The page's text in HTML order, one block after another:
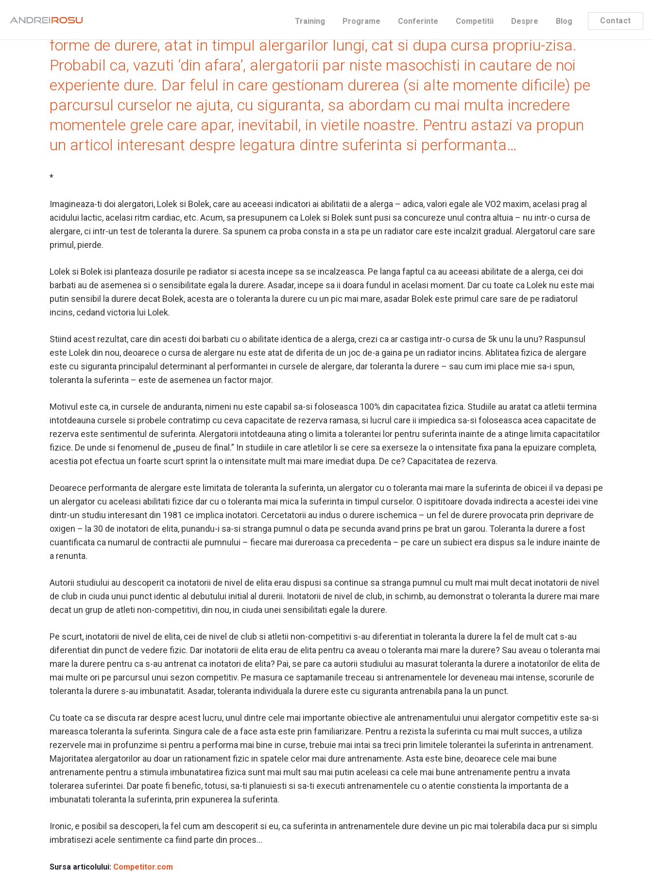
Training Programe Conferinte Competitii Despre Blog Contact
Cine s-a antrenat si a alergat un maraton a experimentat, cu siguranta, diverse
forme de durere, atat in timpul alergarilor lungi, cat si dupa cursa propriu-zisa.
Probabil ca, vazuti ‘din afara’, alergatorii par niste masochisti in cautare de noi
experiente dure. Dar felul in care gestionam durerea (si alte momente dificile) pe
parcursul curselor ne ajuta, cu siguranta, sa abordam cu mai multa incredere
momentele grele care apar, inevitabil, in vietile noastre. Pentru astazi va propun
un articol interesant despre legatura dintre suferinta si performanta…
*
Imagineaza-ti doi alergatori, Lolek si Bolek, care au aceeasi indicatori ai abilitatii de a alerga – adica, valori egale ale VO2 maxim, acelasi prag al
acidului lactic, acelasi ritm cardiac, etc. Acum, sa presupunem ca Lolek si Bolek sunt pusi sa concureze unul contra altuia – nu intr-o cursa de
alergare, ci intr-un test de toleranta la durere. Sa spunem ca proba consta in a sta pe un radiator care este incalzit gradual. Alergatorul care sare
primul, pierde.
Lolek si Bolek isi planteaza dosurile pe radiator si acesta incepe sa se incalzeasca. Pe langa faptul ca au aceeasi abilitate de a alerga, cei doi
barbati au de asemenea si o sensibilitate egala la durere. Asadar, incepe sa ii doara fundul in acelasi moment. Dar cu toate ca Lolek nu este mai
putin sensibil la durere decat Bolek, acesta are o toleranta la durere cu un pic mai mare, asadar Bolek este primul care sare de pe radiatorul
incins, cedand victoria lui Lolek.
Stiind acest rezultat, care din acesti doi barbati cu o abilitate identica de a alerga, crezi ca ar castiga intr-o cursa de 5k unu la unu? Raspunsul
este Lolek din nou, deoarece o cursa de alergare nu este atat de diferita de un joc de-a gaina pe un radiator incins. Ablitatea fizica de alergare
este cu siguranta principalul determinant al performantei in cursele de alergare, dar toleranta la durere – sau cum imi place mie sa-i spun,
toleranta la suferinta – este de asemenea un factor major.
Motivul este ca, in cursele de anduranta, nimeni nu este capabil sa-si foloseasca 100% din capacitatea fizica. Studiile au aratat ca atletii termina
intotdeauna cursele si probele contratimp cu ceva capacitate de rezerva ramasa, si lucrul care ii impiedica sa-si foloseasca acea capacitate de
rezerva este sentimentul de suferinta. Alergatorii intotdeauna ating o limita a tolerantei lor pentru suferinta inainte de a atinge limita capacitatilor
fizice. De unde si fenomenul de „puseu de final.” In studiile in care atletilor li se cere sa exerseze la o intensitate fixa pana la epuizare completa,
acestia pot efectua un foarte scurt sprint la o intensitate mult mai mare imediat dupa. De ce? Capacitatea de rezerva.
Deoarece performanta de alergare este limitata de toleranta la suferinta, un alergator cu o toleranta mai mare la suferinta de obicei il va depasi pe
un alergator cu aceleasi abilitati fizice dar cu o toleranta mai mica la suferinta in timpul curselor. O ispititoare dovada indirecta a acestei idei vine
dintr-un studiu interesant din 1981 ce implica inotatori. Cercetatorii au indus o durere ischemica – un fel de durere provocata prin deprivare de
oxigen – la 30 de inotatori de elita, punandu-i sa-si stranga pumnul o data pe secunda avand prins pe brat un garou. Toleranta la durere a fost
cuantificata ca numarul de contractii ale pumnului – fiecare mai dureroasa ca precedenta – pe care un subiect era dispus sa le indure inainte de
a renunta.
Autorii studiului au descoperit ca inotatorii de nivel de elita erau dispusi sa continue sa stranga pumnul cu mult mai mult decat inotatorii de nivel
de club in ciuda unui punct identic al debutului initial al durerii. Inotatorii de nivel de club, in schimb, au demonstrat o toleranta la durere mai mare
decat un grup de atleti non-competitivi, din nou, in ciuda unei sensibilitati egale la durere.
Pe scurt, inotatorii de nivel de elita, cei de nivel de club si atletii non-competitivi s-au diferentiat in toleranta la durere la fel de mult cat s-au
diferentiat din punct de vedere fizic. Dar inotatorii de elita erau de elita pentru ca aveau o toleranta mai mare la durere? Sau aveau o toleranta mai
mare la durere pentru ca s-au antrenat ca inotatori de elita? Pai, se pare ca autorii studiului au masurat toleranta la durere a inotatorilor de elita de
mai multe ori pe parcursul unui sezon competitiv. Pe masura ce saptamanile treceau si antrenamentele lor deveneau mai intense, scorurile de
toleranta la durere s-au imbunatatit. Asadar, toleranta individuala la durere este cu siguranta antrenabila pana la un punct.
Cu toate ca se discuta rar despre acest lucru, unul dintre cele mai importante obiective ale antrenamentului unui alergator competitiv este sa-si
mareasca toleranta la suferinta. Singura cale de a face asta este prin familiarizare. Pentru a rezista la suferinta cu mai mult succes, a utiliza
rezervele mai in profunzime si pentru a performa mai bine in curse, trebuie mai intai sa treci prin limitele tolerantei la suferinta in antrenament.
Majoritatea alergatorilor au doar un rationament fizic in spatele celor mai dure antrenamente. Asta este bine, deoarece cele mai bune
antrenamente pentru a stimula imbunatatirea fizica sunt mai mult sau mai putin aceleasi ca cele mai bune antrenamente pentru a invata
tolerarea suferintei. Dar poate fi benefic, totusi, sa-ti planuiesti si sa-ti executi antrenamentele cu o atentie constienta la importanta de a
imbunatati toleranta la suferinta, prin expunerea la suferinta.
Ironic, e posibil sa descoperi, la fel cum am descoperit si eu, ca suferinta in antrenamentele dure devine un pic mai tolerabila daca pur si simplu
imbratisezi acele sentimente ca fiind parte din proces…
Sursa articolului: Competitor.com